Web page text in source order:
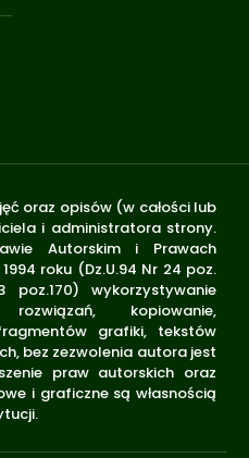
oraz opisów (w całości lub
i administratora strony.
Autorskim i Prawach
roku (Dz.U.94 Nr 24 poz.
wykorzystywanie
kopiowanie,
grafiki, tekstów
bez zezwolenia autora jest
praw autorskich oraz
i graficzne są własnością